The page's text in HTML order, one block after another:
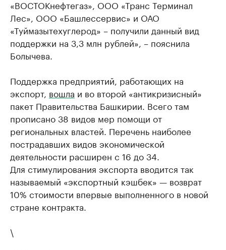
«ВОСТОКнефтегаз», ООО «Транс Терминал
Лес», ООО «Башлессервис» и ОАО
«Туймазытехуглерод» – получили данный вид
поддержки на 3,3 млн рублей», – пояснила
Болычева.
Поддержка предприятий, работающих на
экспорт, вошла и во второй «антикризисный»
пакет Правительства Башкирии. Всего там
прописано 38 видов мер помощи от
региональных властей. Перечень наиболее
пострадавших видов экономической
деятельности расширен с 16 до 34.
Для стимулирования экспорта вводится так
называемый «экспортный кэшбек» — возврат
10% стоимости впервые выполненного в новой
стране контракта.
\